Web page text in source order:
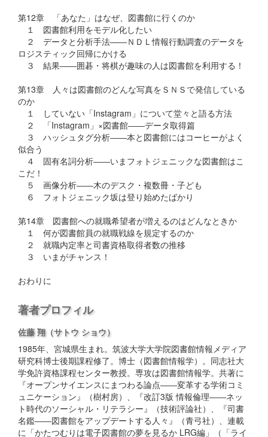
第12章 「あなた」はなぜ、図書館に行くのか
１ 図書館利用をモデル化したい
２ データと分析手法――ＮＤＬ情報行動調査のデータを
ロジスティック回帰にかける
３ 結果――囲碁・将棋が趣味の人は図書館を利用する！
第13章 人々は図書館のどんな写真をＳＮＳで発信している
のか
１ していない「Instagram」について堂々と語る方法
２ 「Instagram」×図書館――データ取得篇
３ ハッシュタグ分析――本と図書館にはコーヒーがよく
似合う
４ 固有名詞分析――いまフォトジェニックな図書館はこ
こだ！
５ 画像分析――木のデスク・複数冊・子ども
６ フォトジェニック坂は登り始めたばかり
第14章 図書館への就職希望者が増えるのはどんなときか
１ 何が図書館員の就職戦線を規定するのか
２ 就職内定率と司書資格取得者数の推移
３ いまがチャンス！
おわりに
著者プロフィル
佐藤 翔（サトウ ショウ）
1985年、宮城県生まれ。筑波大学大学院図書館情報メディア
研究科博士後期課程修了。博士（図書館情報学）。同志社大
学免許資格課程センター教授。専攻は図書館情報学。共著に
『オープンサイエンスにまつわる論点――変革する学術コミ
ュニケーション』（樹村房）、『改訂3版 情報倫理――ネッ
ト時代のソーシャル・リテラシー』（技術評論社）、『司書
名鑑――図書館をアップデートする人々』（青弓社）、連載
に「かたつむりは電子図書館の夢を見るか LRG編」（「ライ